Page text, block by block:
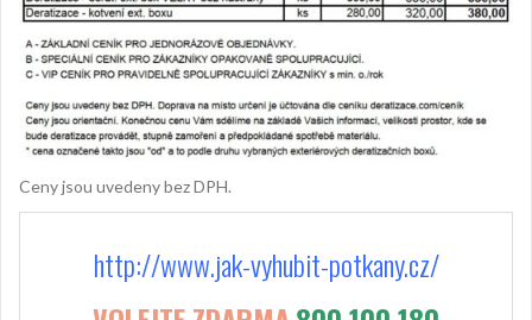
Ceny jsou uvedeny bez DPH.
http://www.jak-vyhubit-potkany.cz/